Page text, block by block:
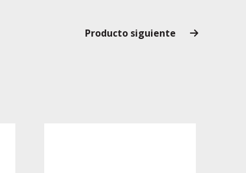
Producto siguiente